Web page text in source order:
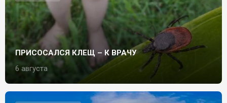
ПРИСОСАЛСЯ КЛЕЩ – К ВРАЧУ
6 августа